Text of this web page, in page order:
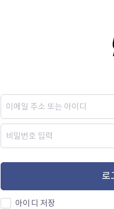
로
아이디 저장